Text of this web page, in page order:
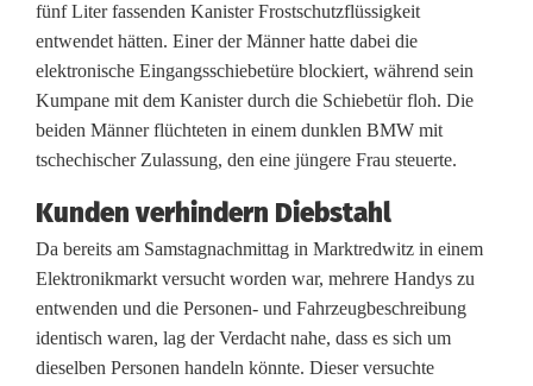
d
e
t
D
i
e
b
e
s
fünf Liter fassenden Kanister Frostschutzflüssigkeit
entwendet hätten. Einer der Männer hatte dabei die
elektronische Eingangsschiebetüre blockiert, während sein
Kumpane mit dem Kanister durch die Schiebetür floh. Die
beiden Männer flüchteten in einem dunklen BMW mit
tschechischer Zulassung, den eine jüngere Frau steuerte.
Kunden verhindern Diebstahl
Da bereits am Samstagnachmittag in Marktredwitz in einem
Elektronikmarkt versucht worden war, mehrere Handys zu
entwenden und die Personen- und Fahrzeugbeschreibung
identisch waren, lag der Verdacht nahe, dass es sich um
dieselben Personen handeln könnte. Dieser versuchte